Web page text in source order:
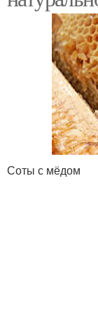
Соты с мёдом